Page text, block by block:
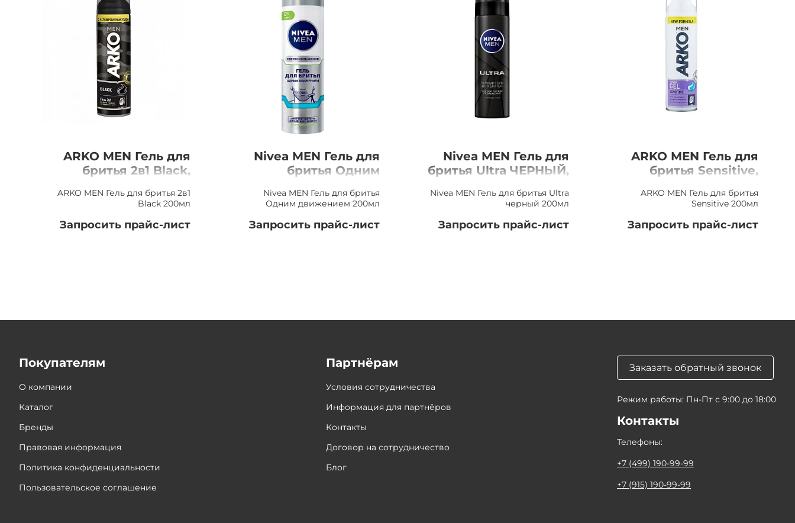
ARKO MEN Гель для
бритья 2в1 Black,
ARKO MEN Гель для бритья 2в1
Black 200мл
Запросить прайс-лист
Nivea MEN Гель для
бритья Одним
Nivea MEN Гель для бритья
Одним движением 200мл
Запросить прайс-лист
Nivea MEN Гель для
бритья Ultra ЧЕРНЫЙ,
Nivea MEN Гель для бритья Ultra
черный 200мл
Запросить прайс-лист
ARKO MEN Гель для
бритья Sensitive,
ARKO MEN Гель для бритья
Sensitive 200мл
Запросить прайс-лист
Покупателям
О компании
Каталог
Бренды
Правовая информация
Политика конфиденциальности
Пользовательское соглашение
Партнёрам
Условия сотрудничества
Информация для партнёров
Контакты
Договор на сотрудничество
Блог
Заказать обратный звонок
Режим работы: Пн-Пт с 9:00 до 18:00
Контакты
Телефоны:
+7 (499) 190-99-99
+7 (915) 190-99-99